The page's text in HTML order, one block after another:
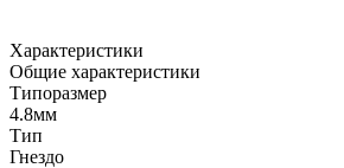
Характеристики
Общие характеристики
Типоразмер
4.8мм
Тип
Гнездо